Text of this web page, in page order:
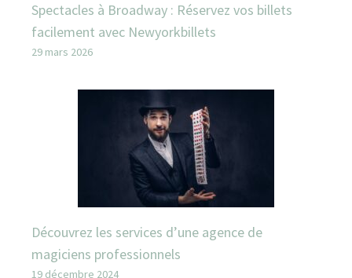
Spectacles à Broadway : Réservez vos billets
facilement avec Newyorkbillets
29 mars 2026
Découvrez les services d’une agence de
magiciens professionnels
19 décembre 2024